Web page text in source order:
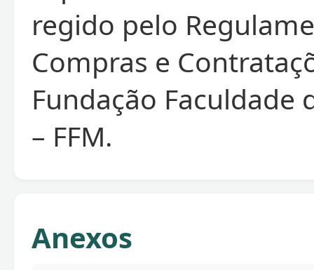
regido pelo
Compras e
Fundação Faculdade
– FFM.
Anexos